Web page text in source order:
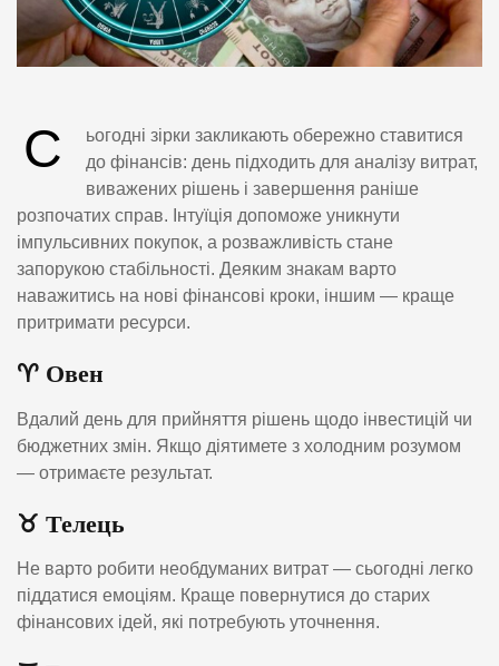
С
ьогодні зірки закликають обережно ставитися
до фінансів: день підходить для аналізу витрат,
виважених рішень і завершення раніше
розпочатих справ. Інтуїція допоможе уникнути
імпульсивних покупок, а розважливість стане
запорукою стабільності. Деяким знакам варто
наважитись на нові фінансові кроки, іншим — краще
притримати ресурси.
♈️ Овен
Вдалий день для прийняття рішень щодо інвестицій чи
бюджетних змін. Якщо діятимете з холодним розумом
— отримаєте результат.
♉️ Телець
Не варто робити необдуманих витрат — сьогодні легко
піддатися емоціям. Краще повернутися до старих
фінансових ідей, які потребують уточнення.